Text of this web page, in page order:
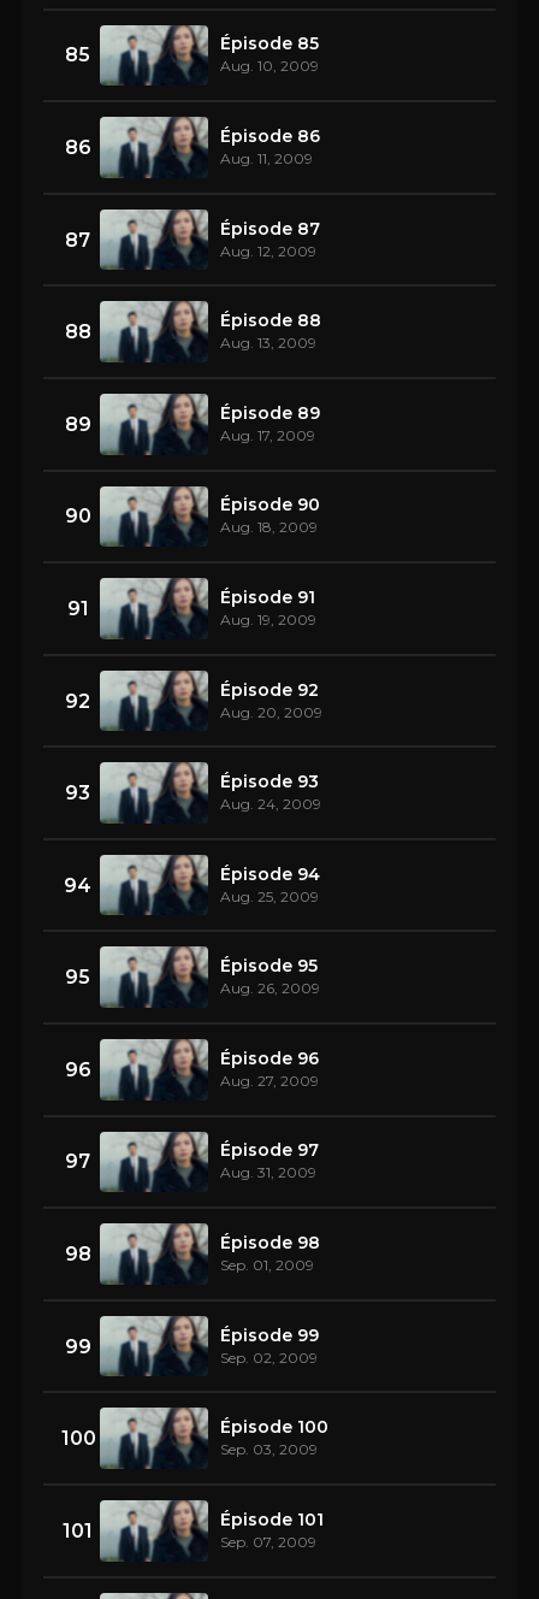
85 Épisode 85
Aug. 10, 2009
86 Épisode 86
Aug. 11, 2009
87 Épisode 87
Aug. 12, 2009
88 Épisode 88
Aug. 13, 2009
89 Épisode 89
Aug. 17, 2009
90 Épisode 90
Aug. 18, 2009
91 Épisode 91
Aug. 19, 2009
92 Épisode 92
Aug. 20, 2009
93 Épisode 93
Aug. 24, 2009
94 Épisode 94
Aug. 25, 2009
95 Épisode 95
Aug. 26, 2009
96 Épisode 96
Aug. 27, 2009
97 Épisode 97
Aug. 31, 2009
98 Épisode 98
Sep. 01, 2009
99 Épisode 99
Sep. 02, 2009
100 Épisode 100
Sep. 03, 2009
101 Épisode 101
Sep. 07, 2009